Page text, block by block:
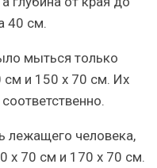
40 см.
мыться только
см и 150 х 70 см. Их
лежащего человека,
х 70 см и 170 х 70 см.